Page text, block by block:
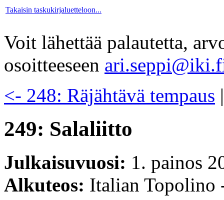
Takaisin taskukirjaluetteloon...
Voit lähettää palautetta,
osoitteeseen
<- 248: Räjähtävä tempaus
249: Salaliitto
Julkaisuvuosi: 1. painos
Alkuteos: Italian Topolino